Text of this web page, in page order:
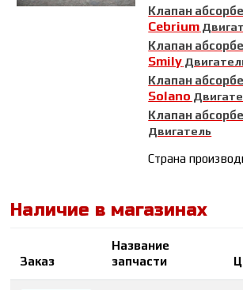
Клапан
Cebrium
Клапан
Smily
Клапан
Solano
Клапан
Двигатель
Страна
Наличие в магазинах
Заказ
Название
запчасти